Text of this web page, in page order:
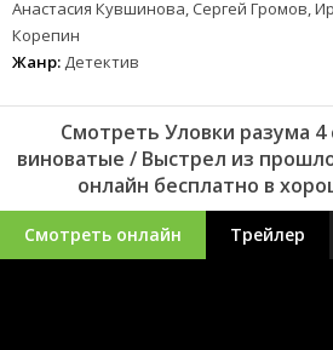
Анастасия Кувшинова, Сергей Громов,
Корепин
Жанр: Детектив
Смотреть Уловки разума 4
виноватые / Выстрел из
онлайн бесплатно в
Смотреть онлайн Трейлер